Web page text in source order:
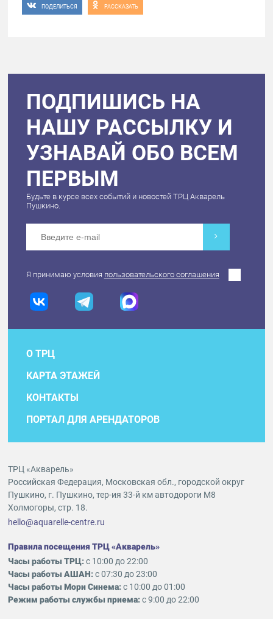
ПОДЕЛИТЬСЯ РАССКАЗАТЬ
ПОДПИШИСЬ НА
НАШУ РАССЫЛКУ И
УЗНАВАЙ ОБО ВСЕМ
ПЕРВЫМ
Будьте в курсе всех событий и новостей ТРЦ Акварель
Пушкино.
Я принимаю условия пользовательского соглашения
О ТРЦ
КАРТА ЭТАЖЕЙ
КОНТАКТЫ
ПОРТАЛ ДЛЯ АРЕНДАТОРОВ
ТРЦ «Акварель»
Российская Федерация, Московская обл., городской округ
Пушкино, г. Пушкино, тер-ия 33-й км автодороги М8
Холмогоры, стр. 18.
hello@aquarelle-centre.ru
Правила посещения ТРЦ «Акварель»
Часы работы ТРЦ:с 10:00 до 22:00
Часы работы АШАН:с 07:30 до 23:00
Часы работы Мори Синема:с 10:00 до 01:00
Режим работы службы приема:с 9:00 до 22:00